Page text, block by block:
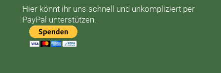
Hier könnt ihr uns schnell und unkompliziert per
PayPal unterstützen.